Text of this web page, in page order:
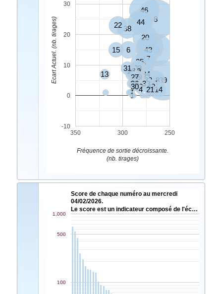
8
39
19
46
47
20
44
43
17
38
18
2
22
6
35
25
34
5
14
15
23
33
49
16
26
31
32
40
42
45
27
21
910
13
28
36
4
30
7
1
350 300 250
-10
0
10
20
30
Fréquence de sortie décroissante.
(nb. tirages)
Ecart Actuel. (nb. tirages)
Score de chaque numéro au mercredi
04/02/2026.
Le score est un indicateur composé de l'éc…
100
500
1,000